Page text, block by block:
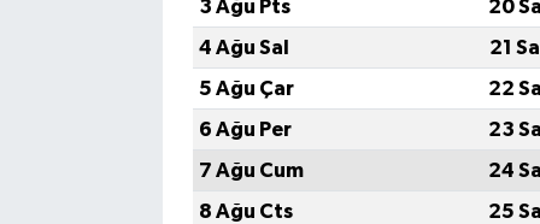
3 Ağu Pts
20
4 Ağu Sal
21
5 Ağu Çar
22
6 Ağu Per
23
7 Ağu Cum
24
8 Ağu Cts
25